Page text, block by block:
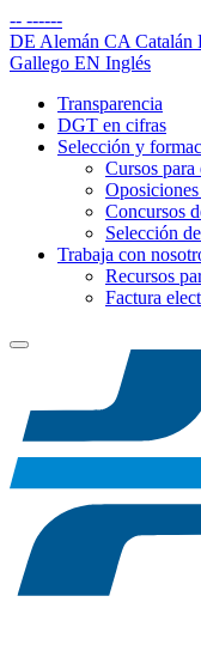
-- ------
DE Alemán CA Catalán
Gallego EN Inglés
Transparencia
DGT en cifras
Selección y
Cursos
Concursos
Selección
Trabaja con
Recursos
Factura